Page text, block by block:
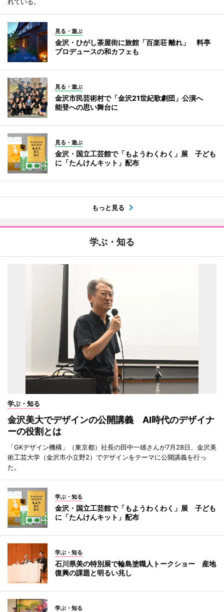
見る・遊ぶ
金沢・ひがし茶屋街に旅館「百楽荘 離れ」 料亭
プロデュースの和カフェも
見る・遊ぶ
金沢市民芸術村で「金沢21世紀歌劇団」公演へ
能登への思い舞台に
見る・遊ぶ
金沢・国立工芸館で「もようわくわく」展 子ども
に「たんけんキット」配布
もっと見る
学ぶ・知る
学ぶ・知る
金沢美大でデザインの公開講義 AI時代のデザイナ
ーの役割とは
「GKデザイン機構」（東京都）社長の田中一雄さんが7月28日、金沢美
術工芸大学（金沢市小立野2）でデザインをテーマに公開講義を行っ
た。
学ぶ・知る
金沢・国立工芸館で「もようわくわく」展 子ども
に「たんけんキット」配布
学ぶ・知る
石川県美の特別展で輪島塗職人トークショー 産地
復興の課題と明るい兆し
学ぶ・知る